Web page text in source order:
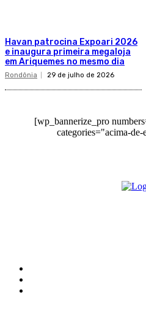
Havan patrocina Expoari 2026
e inaugura primeira megaloja
em Ariquemes no mesmo dia
Rondônia 29 de julho de 2026
[wp_bannerize_pro
categories="acima-